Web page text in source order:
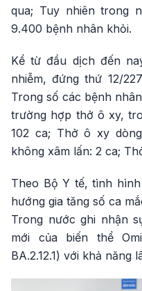
qua; Tuy nhiên trong
9.400 bệnh nhân khỏi.
Kể từ đầu dịch đến
nhiễm, đứng thứ 12/
Trong số các bệnh
trường hợp thở ô xy,
102 ca; Thở ô xy
không xâm lấn: 2 ca;
Theo Bộ Y tế, tình
hướng gia tăng số ca
Trong nước ghi nhận
mới của biến thể
BA.2.12.1) với khả năng